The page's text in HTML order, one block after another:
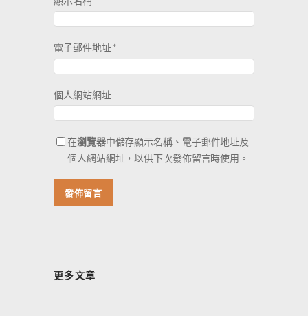
電子郵件地址*
個人網站網址
在瀏覽器中儲存顯示名稱、電子郵件地址及
個人網站網址，以供下次發佈留言時使用。
更多文章